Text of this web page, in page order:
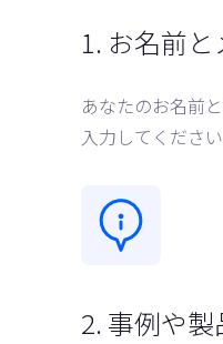
1. お名前
あなたのお名前
入力してください
2. 事例や